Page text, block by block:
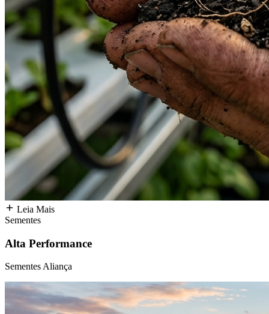
Leia Mais
Sementes
Alta Performance
Sementes Aliança